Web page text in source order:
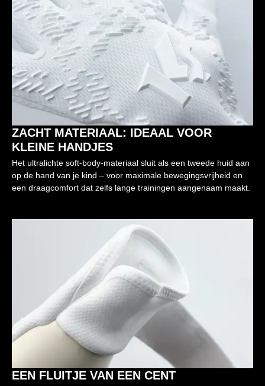
ZACHT MATERIAAL: IDEAAL VOOR
KLEINE HANDJES
Het ultralichte soft-body-materiaal sluit als een tweede huid aan
op de hand van je kind – voor maximale bewegingsvrijheid en
een draagcomfort dat zelfs lange trainingen aangenaam maakt.
EEN FLUITJE VAN EEN CENT